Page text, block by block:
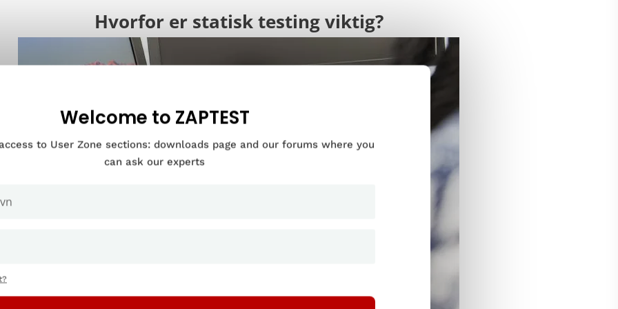
Hvorfor er statisk testing viktig?
Welcome to ZAPTEST
to User Zone sections: downloads page and our forums where you
can ask our experts